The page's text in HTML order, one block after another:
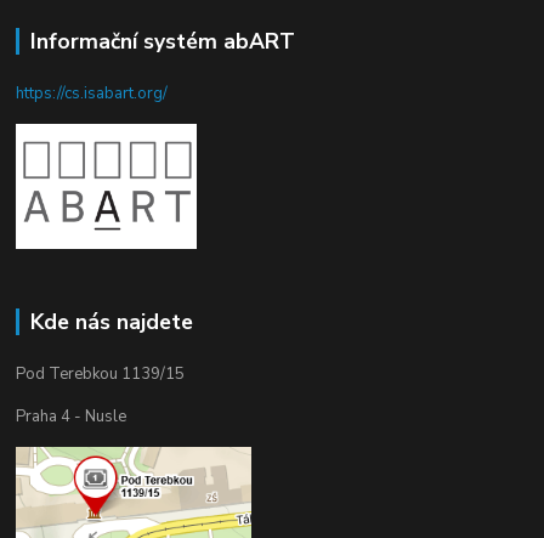
Informační systém abART
https://cs.isabart.org/
Kde nás najdete
Pod Terebkou 1139/15
Praha 4 - Nusle